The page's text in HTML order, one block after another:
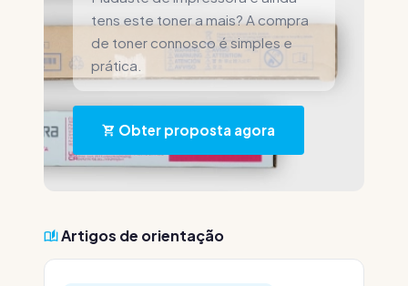
tens este toner a mais? A compra
de toner connosco é simples e
prática.
Obter proposta agora
Artigos de orientação